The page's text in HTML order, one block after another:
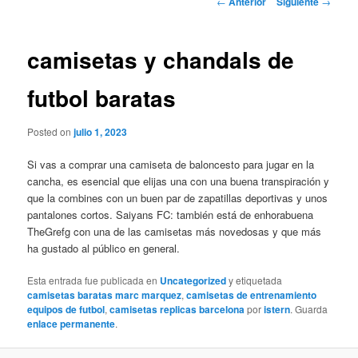
camisetas y chandals de
futbol baratas
Posted onjulio 1, 2023
Si vas a comprar una camiseta de baloncesto para jugar en la
cancha, es esencial que elijas una con una buena transpiración y
que la combines con un buen par de zapatillas deportivas y unos
pantalones cortos. Saiyans FC: también está de enhorabuena
TheGrefg con una de las camisetas más novedosas y que más
ha gustado al público en general.
Esta entrada fue publicada en Uncategorizedy etiquetada
camisetas baratas marc marquez,camisetas de entrenamiento
equipos de futbol,camisetas replicas barcelonaporistern. Guarda
enlace permanente.